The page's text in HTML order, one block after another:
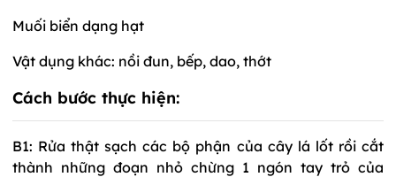
Muối biển dạng hạt
Vật dụng khác: nồi đun, bếp, dao, thớt
Cách bước thực hiện:
B1: Rửa thật sạch các bộ phận của cây lá lốt rồi cắt
thành những đoạn nhỏ chừng 1 ngón tay trỏ của